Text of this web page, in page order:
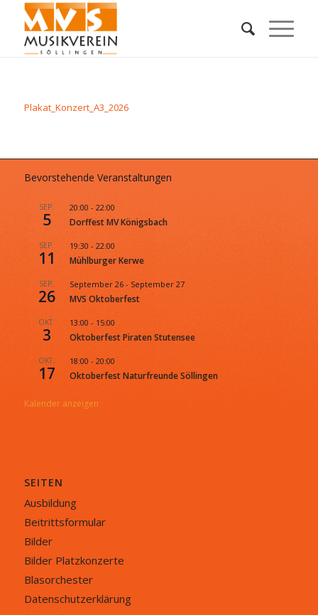
Plakat_Konzert_A3_2026
Bevorstehende Veranstaltungen
SEP.
5
20:00 - 22:00
Dorffest MV Königsbach
SEP.
11
19:30 - 22:00
Mühlburger Kerwe
SEP.
26
September 26- September 27
MVS Oktoberfest
OKT.
3
13:00 - 15:00
Oktoberfest Piraten Stutensee
OKT.
17
18:00 - 20:00
Oktoberfest Naturfreunde Söllingen
Kalender anzeigen
SEITEN
Ausbildung
Beitrittsformular
Bilder
Bilder Platzkonzerte
Blasorchester
Datenschutzerklärung